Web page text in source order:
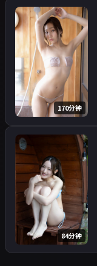
170分钟
84分钟